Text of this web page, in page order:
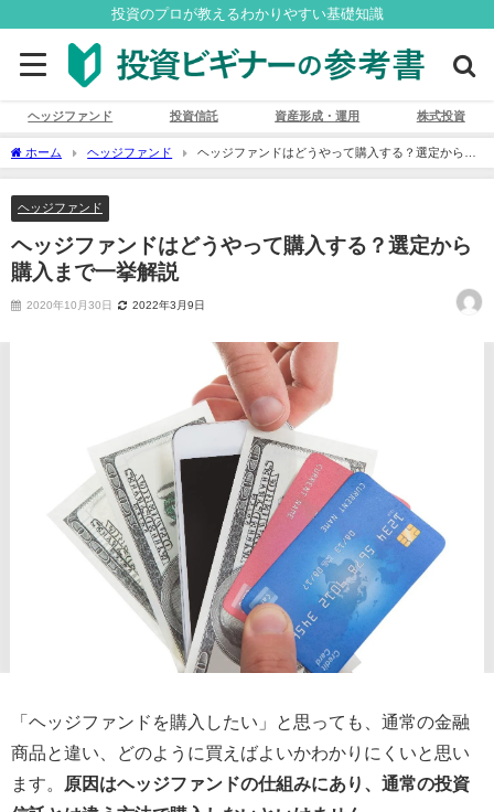
投資のプロが教えるわかりやすい基礎知識
ヘッジファンド 投資信託 資産形成・運用 株式投資
ホーム ヘッジファンド
ヘッジファンドはどうやって購入する？選定から購
入まで一挙解説
ヘッジファンド
ヘッジファンドはどうやって購入する？選定から
購入まで一挙解説
2020年10月30日 2022年3月9日
「ヘッジファンドを購入したい」と思っても、通常の金融
商品と違い、どのように買えばよいかわかりにくいと思い
ます。
原因はヘッジファンドの仕組みにあり、通常の投資